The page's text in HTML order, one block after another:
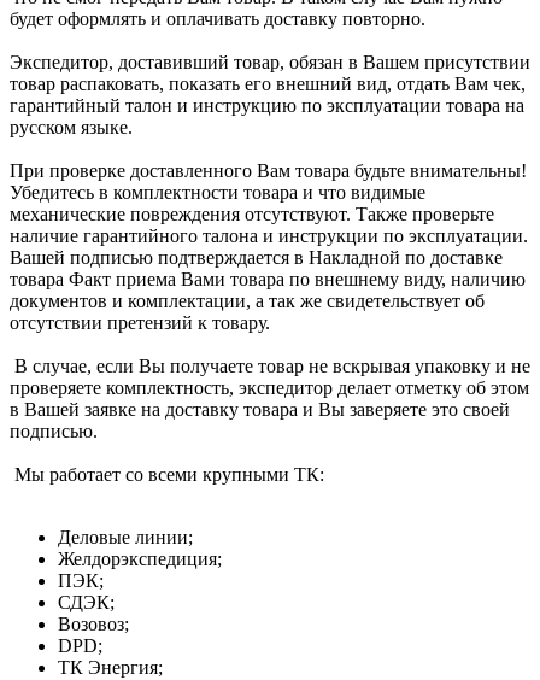
будет оформлять и оплачивать доставку повторно.
Экспедитор, доставивший товар, обязан в Вашем присутствии
товар распаковать, показать его внешний вид, отдать Вам чек,
гарантийный талон и инструкцию по эксплуатации товара на
русском языке.
При проверке доставленного Вам товара будьте внимательны!
Убедитесь в комплектности товара и что видимые
механические повреждения отсутствуют. Также проверьте
наличие гарантийного талона и инструкции по эксплуатации.
Вашей подписью подтверждается в Накладной по доставке
товара Факт приема Вами товара по внешнему виду, наличию
документов и комплектации, а так же свидетельствует об
отсутствии претензий к товару.
В случае, если Вы получаете товар не вскрывая упаковку и не
проверяете комплектность, экспедитор делает отметку об этом
в Вашей заявке на доставку товара и Вы заверяете это своей
подписью.
Мы работает со всеми крупными ТК:
Деловые линии;
Желдорэкспедиция;
ПЭК;
СДЭК;
Возовоз;
DPD;
ТК Энергия;